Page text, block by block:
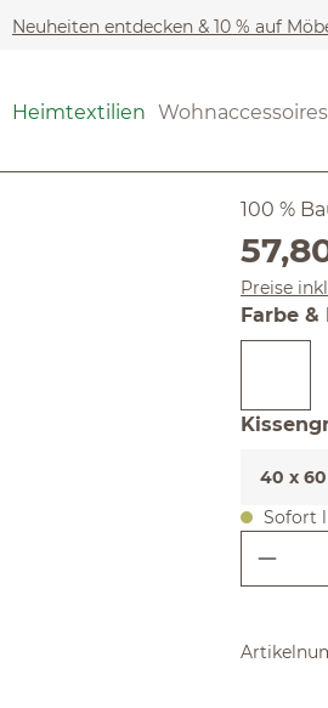
Neuheiten entdecken & 10 % auf
Heimtextilien Wohnaccessoires
100 %
Regulärer
Preise
Farbe &
40 x
Sofort